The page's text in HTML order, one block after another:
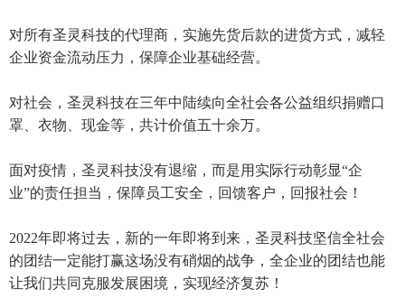
对所有圣灵科技的代理商，实施先货后款的进货方式，减轻
企业资金流动压力，保障企业基础经营。
对社会，圣灵科技在三年中陆续向全社会各公益组织捐赠口
罩、衣物、现金等，共计价值五十余万。
面对疫情，圣灵科技没有退缩，而是用实际行动彰显“企
业”的责任担当，保障员工安全，回馈客户，回报社会！
2022年即将过去，新的一年即将到来，圣灵科技坚信全社会
的团结一定能打赢这场没有硝烟的战争，全企业的团结也能
让我们共同克服发展困境，实现经济复苏！